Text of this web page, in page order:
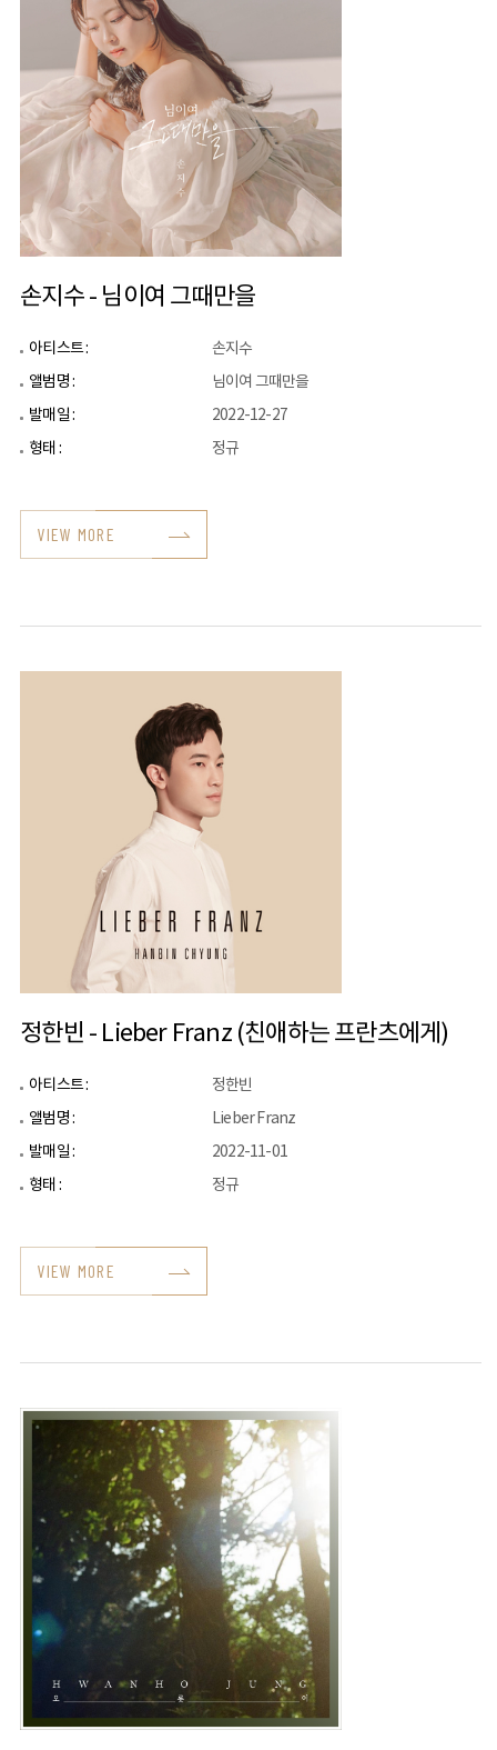
손지수 - 님이여 그때만을
아티스트 :
손지수
앨범명 :
님이여 그때만을
발매일 :
2022-12-27
형태 :
정규
VIEW MORE
정한빈 - Lieber Franz (친애하는 프란츠에게)
아티스트 :
정한빈
앨범명 :
Lieber Franz
발매일 :
2022-11-01
형태 :
정규
VIEW MORE